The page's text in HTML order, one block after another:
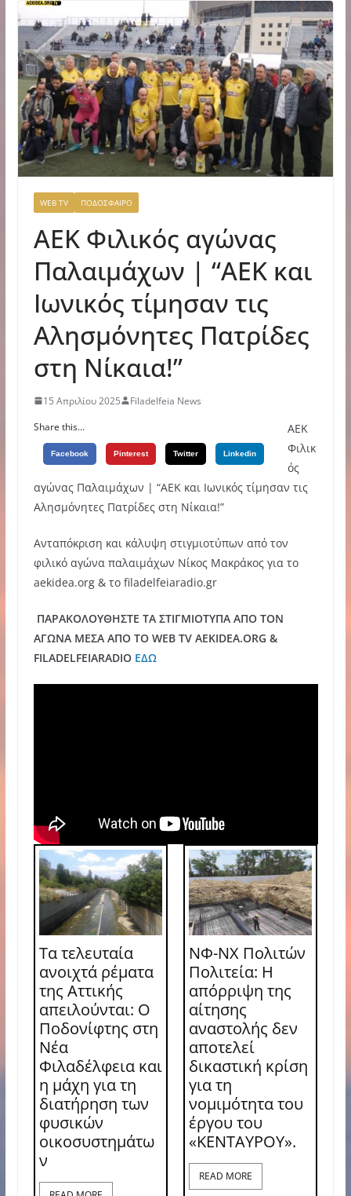
WEB TV ΠΟΔΟΣΦΑΙΡΟ
AEK Φιλικός αγώνας
Παλαιμάχων | “ΑΕΚ και
Ιωνικός τίμησαν τις
Αλησμόνητες Πατρίδες
στη Νίκαια!”
15 Απριλίου 2025
Filadelfeia News
Share this...
Facebook Pinterest Twitter Linkedin
AEK
Φιλικ
ός
αγώνας Παλαιμάχων | “ΑΕΚ και Ιωνικός τίμησαν τις
Αλησμόνητες Πατρίδες στη Νίκαια!”
Ανταπόκριση και κάλυψη στιγμιοτύπων από τον
φιλικό αγώνα παλαιμάχων Νίκος Μακράκος για το
aekidea.org & το filadelfeiaradio.gr
ΠΑΡΑΚΟΛΟΥΘΗΣΤΕ ΤΑ ΣΤΙΓΜΙΟΤΥΠΑ ΑΠΟ ΤΟΝ
ΑΓΩΝΑ ΜΕΣΑ ΑΠΟ ΤΟ WEB TV AEKIDEA.ORG &
FILADELFEIARADIOΕΔΩ
Τα τελευταία
ανοιχτά ρέματα
της Αττικής
απειλούνται: Ο
Ποδονίφτης στη
Νέα
Φιλαδέλφεια και
η μάχη για τη
διατήρηση των
φυσικών
οικοσυστημάτω
ν
ΝΦ-ΝΧ Πολιτών
Πολιτεία: Η
απόρριψη της
αίτησης
αναστολής δεν
αποτελεί
δικαστική κρίση
για τη
νομιμότητα του
έργου του
«ΚΕΝΤΑΥΡΟΥ».
READ MORE